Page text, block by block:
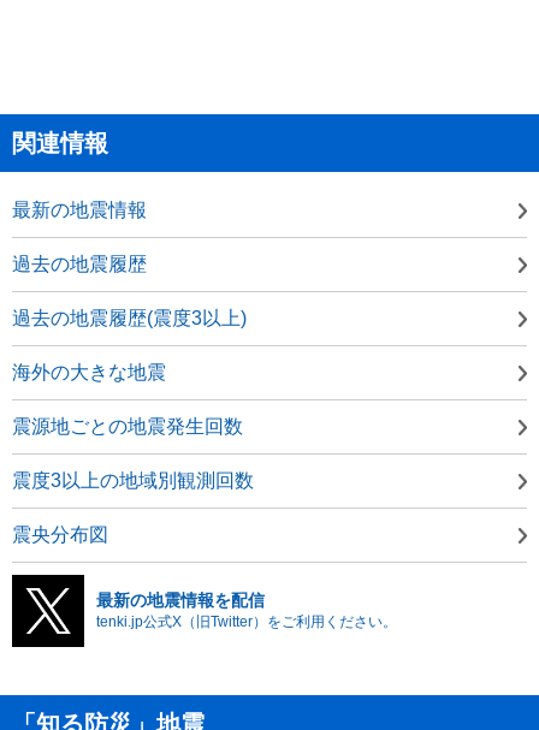
関連情報
最新の地震情報
過去の地震履歴
過去の地震履歴(震度3以上)
海外の大きな地震
震源地ごとの地震発生回数
震度3以上の地域別観測回数
震央分布図
最新の地震情報を配信
tenki.jp公式X（旧Twitter）をご利用ください。
「知る防災」地震